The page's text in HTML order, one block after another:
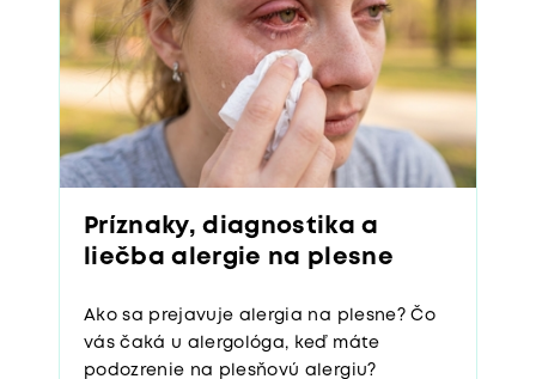
Príznaky, diagnostika a
liečba alergie na plesne
Ako sa prejavuje alergia na plesne? Čo
vás čaká u alergológa, keď máte
podozrenie na plesňovú alergiu?